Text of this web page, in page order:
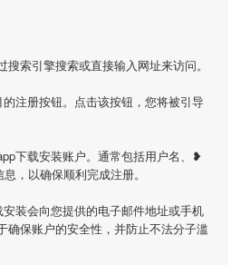
索引擎搜索或直接输入网址来访问。
注册按钮。点击该按钮，您将被引导
下载安装账户。通常包括用户名、❥
，以确保顺利完成注册。
装会向您提供的电子邮件地址或手机
确保账户的安全性，并防止不法分子滥